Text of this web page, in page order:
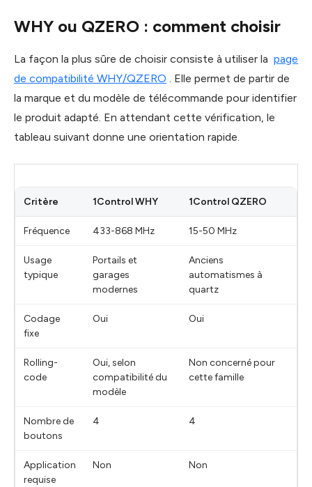
WHY ou QZERO : comment choisir
La façon la plus sûre de choisir consiste à utiliser la page
de compatibilité WHY/QZERO . Elle permet de partir de
la marque et du modèle de télécommande pour identifier
le produit adapté. En attendant cette vérification, le
tableau suivant donne une orientation rapide.
Critère 1Control WHY 1Control QZERO
Fréquence 433-868 MHz 15-50 MHz
Usage
typique
Portails et
garages
modernes
Anciens
automatismes à
quartz
Codage
fixe
Oui Oui
Rolling-
code
Oui, selon
compatibilité du
modèle
Non concerné pour
cette famille
Nombre de
boutons
4 4
Application
requise
Non Non